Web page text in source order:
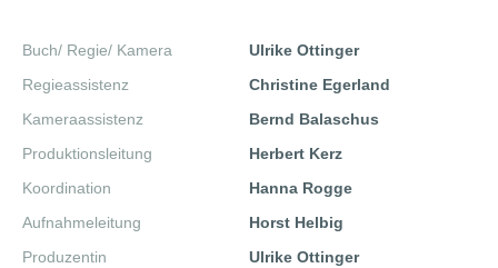
Buch/ Regie/ Kamera
Ulrike Ottinger
Regieassistenz
Christine Egerland
Kameraassistenz
Bernd Balaschus
Produktionsleitung
Herbert Kerz
Koordination
Hanna Rogge
Aufnahmeleitung
Horst Helbig
Produzentin
Ulrike Ottinger